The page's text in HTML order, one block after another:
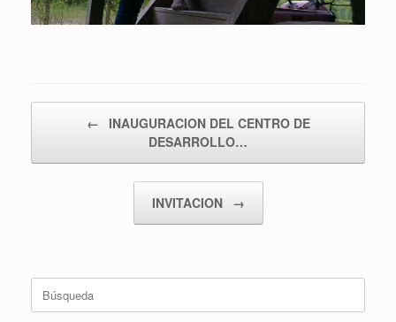
← INAUGURACION DEL CENTRO DE
DESARROLLO…
INVITACION →
Buscar: